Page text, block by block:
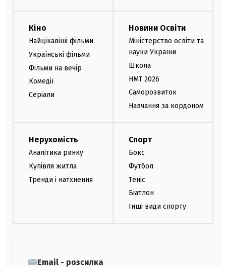
Кіно
Найцікавіші фільми
Українські фільми
Фільми на вечір
Комедії
Серіали
Новини Освіти
Міністерство освіти та
науки України
Школа
НМТ 2026
Саморозвиток
Навчання за кордоном
Нерухомість
Аналітика ринку
Купівля житла
Тренди і натхнення
Спорт
Бокс
Футбол
Теніс
Біатлон
Інші види спорту
Email - розсилка